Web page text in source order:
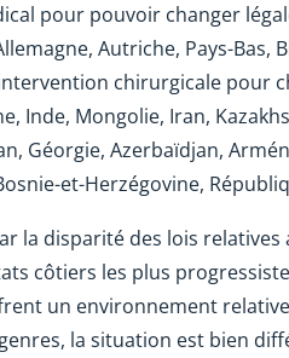
pour pouvoir changer
Autriche, Pays-Bas,
chirurgicale pour
Inde, Mongolie, Iran,
Géorgie, Azerbaïdjan,
et-Herzégovine,
la disparité des lois
côtiers les plus
un environnement
la situation est bien